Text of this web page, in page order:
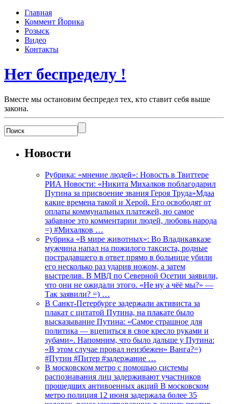
Главная
Коммент Йорика
Розыск
Видео
Контакты
Нет беспределу !
Вместе мы остановим беспредел тех, кто ставит себя выше
закона.
Новости
Рубрика: «мнение людей»: Новость в Твиттере
РИА Новости: «Никита Михалков поблагодарил
Путина за присвоение звания Героя Труда»Мдаа
какие времена такой и Херой. Его освободят от
оплаты коммунальных платежей, но самое
забавное это комментарии людей, любовь народа
=) #Михалков …
Рубрика «В мире животных»: Во Владикавказе
мужчина напал на пожилого таксиста, родные
пострадавшего в ответ прямо в больнице убили
его несколько раз ударив ножом, а затем
выстрелив. В МВД по Северной Осетии заявили,
что они не ожидали этого. «Не ну а чёё мы?» —
Так заявили? =) …
В Санкт-Петербурге задержали активиста за
плакат с цитатой Путина, на плакате было
высказывание Путина: «Самое страшное для
политика — вцепиться в свое кресло руками и
зубами». Напомним, что было дальше у Путина:
«В этом случае провал неизбежен» Ванга?=)
#Путин #Питер #задержание …
В московском метро с помощью системы
распознавания лиц задерживают участников
прошедших антивоенных акций В московском
метро полиция 12 июня задержала более 35